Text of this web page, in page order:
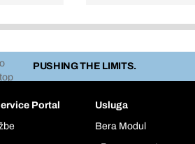
PUSHING THE LIMITS.
Portal
Usluga
Bera Modul